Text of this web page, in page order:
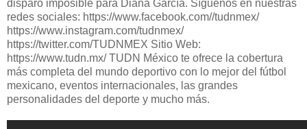
disparo imposible para Diana García. Síguenos en nuestras
redes sociales: https://www.facebook.com//tudnmex/
https://www.instagram.com/tudnmex/
https://twitter.com/TUDNMEX Sitio Web:
https://www.tudn.mx/ TUDN México te ofrece la cobertura
más completa del mundo deportivo con lo mejor del fútbol
mexicano, eventos internacionales, las grandes
personalidades del deporte y mucho más.